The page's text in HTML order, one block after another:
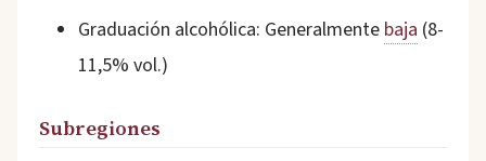
Graduación alcohólica: Generalmente baja (8-
11,5% vol.)
Subregiones